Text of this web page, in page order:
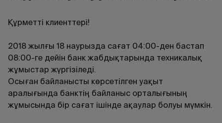
Құрметті клиенттері!
2018 жылғы 18 наурызда сағат 04:00-ден бастап
08:00-ге дейін банк жабдықтарында техникалық
жұмыстар жүргізіледі.
Осыған байланысты көрсетілген уақыт
аралығында банктің байланыс орталығының
жұмысында бір сағат ішінде ақаулар болуы мүмкін.